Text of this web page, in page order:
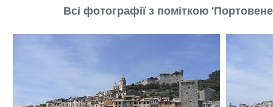
Всі фотографії з поміткою